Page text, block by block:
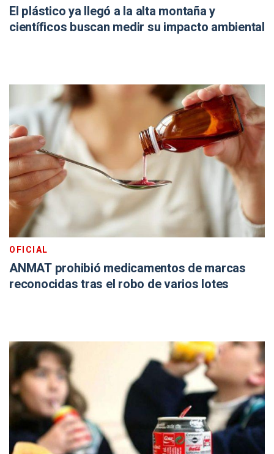
El plástico ya llegó a la alta montaña y
científicos buscan medir su impacto ambiental
OFICIAL
ANMAT prohibió medicamentos de marcas
reconocidas tras el robo de varios lotes